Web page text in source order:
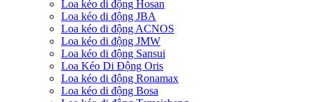
Loa kéo di động Hosan
Loa kéo di động JBA
Loa kéo di động ACNOS
Loa kéo di động JMW
Loa kéo di động Sansui
Loa Kéo Di Động Oris
Loa kéo di động Ronamax
Loa kéo di động Bosa